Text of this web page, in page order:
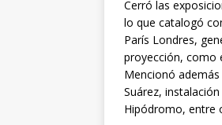
Cerró las
lo que catalogó
París Londres,
proyección, como
Mencionó
Suárez,
Hipódromo, entre